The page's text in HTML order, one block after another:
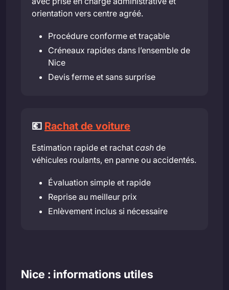
orientation vers centre agréé.
Procédure conforme et traçable
Créneaux rapides dans l’ensemble de
Nice
Devis ferme et sans surprise
💶 Rachat de voiture
Estimation rapide et rachat cash de
véhicules roulants, en panne ou accidentés.
Évaluation simple et rapide
Reprise au meilleur prix
Enlèvement inclus si nécessaire
Nice : informations utiles